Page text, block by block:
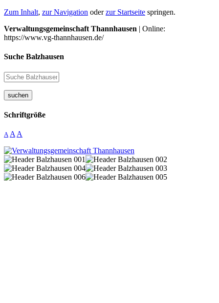
Zum Inhalt, zur Navigation oderzur Startseite springen.
Verwaltungsgemeinschaft Thannhausen | Online:
https://www.vg-thannhausen.de/
Suche Balzhausen
suchen
Schriftgröße
A A A